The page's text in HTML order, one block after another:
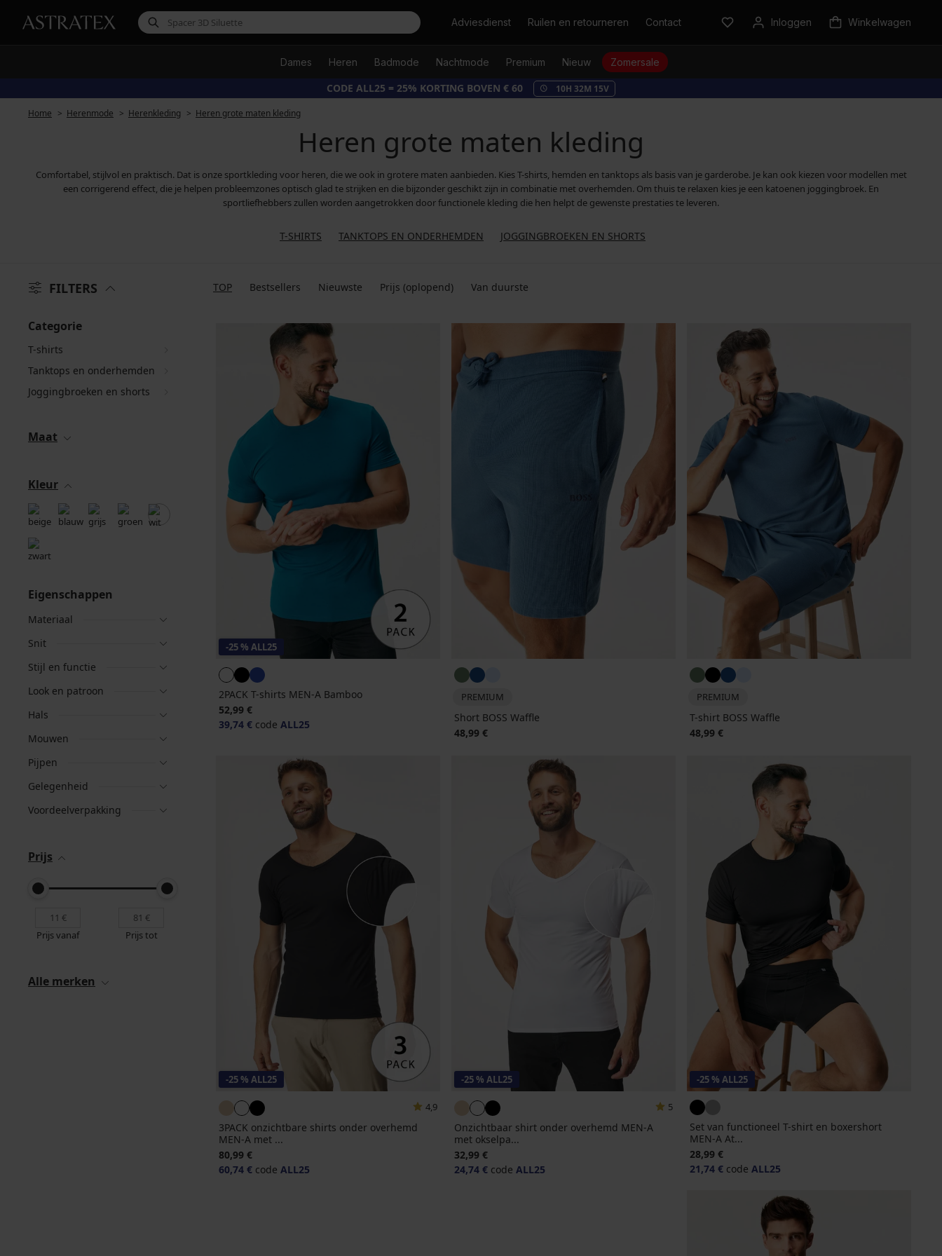
ZoekenAdviesdienst Ruilen en retourneren Contact Inloggen Winkelwagen
Dames Heren Badmode Nachtmode Premium Nieuw Zomersale
CODE ALL25 = 25% KORTING BOVEN € 60 10H 32M 13V
Home Herenmode Herenkleding Heren grote maten kleding
Heren grote maten kleding
Comfortabel, stijlvol en praktisch. Dat is onze sportkleding voor heren, die we ook in grotere maten aanbieden. Kies T-shirts, hemden en tanktops als basis van je garderobe. Je kan ook kiezen voor modellen met
een corrigerend effect, die je helpen probleemzones optisch glad te strijken en die bijzonder geschikt zijn in combinatie met overhemden. Om thuis te relaxen kies je een katoenen joggingbroek. En
sportliefhebbers zullen worden aangetrokken door functionele kleding die hen helpt de gewenste prestaties te leveren.
T-SHIRTS TANKTOPS EN ONDERHEMDEN JOGGINGBROEKEN EN SHORTS
FILTERS TOP Bestsellers Nieuwste Prijs (oplopend) Van duurste
Categorie
T-shirts
Tanktops en onderhemden
Joggingbroeken en shorts
Maat
Kleur
Eigenschappen
Materiaal
Snit
Stijl en functie
Look en patroon
Hals
Mouwen
Pijpen
Gelegenheid
Voordeelverpakking
Prijs
Prijs vanaf Prijs tot
Alle merken
-25 % ALL25
2PACK T-shirts MEN-A Bamboo
52,99 €
39,74 € code ALL25
PREMIUM
Short BOSS Waffle
48,99 €
PREMIUM
T-shirt BOSS Waffle
48,99 €
-25 % ALL25
4,9
3PACK onzichtbare shirts onder overhemd
MEN-A met ...
80,99 €
60,74 € code ALL25
-25 % ALL25
5
Onzichtbaar shirt onder overhemd MEN-A
met okselpa...
32,99 €
24,74 €code ALL25
-25 % ALL25
Set van functioneel T-shirt en boxershort
MEN-A At...
28,99 €
21,74 €code ALL25